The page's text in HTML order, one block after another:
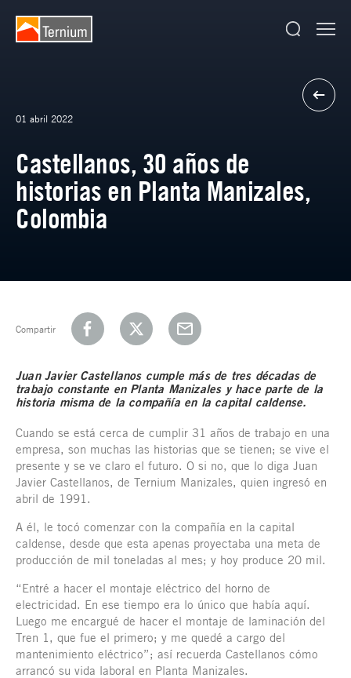
01 abril 2022
Castellanos, 30 años de
historias en Planta Manizales,
Colombia
Compartir
Juan Javier Castellanos cumple más de tres décadas de
trabajo constante en Planta Manizales y hace parte de la
historia misma de la compañía en la capital caldense.
Cuando se está cerca de cumplir 31 años de trabajo en una
empresa, son muchas las historias que se tienen; se vive el
presente y se ve claro el futuro. O si no, que lo diga Juan
Javier Castellanos, de Ternium Manizales, quien ingresó en
abril de 1991.
A él, le tocó comenzar con la compañía en la capital
caldense, desde que esta apenas proyectaba una meta de
producción de mil toneladas al mes; y hoy produce 20 mil.
“Entré a hacer el montaje eléctrico del horno de
electricidad. En ese tiempo era lo único que había aquí.
Luego me encargué de hacer el montaje de laminación del
Tren 1, que fue el primero; y me quedé a cargo del
mantenimiento eléctrico”; así recuerda Castellanos cómo
arrancó su vida laboral en Planta Manizales.